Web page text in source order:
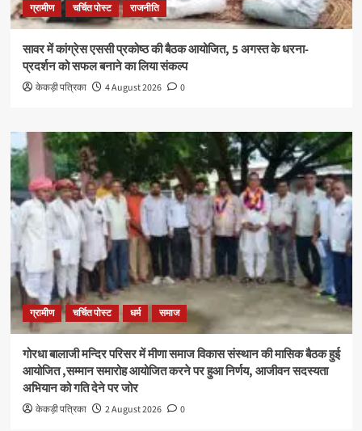
ग्रामीण चर्चित पोस्ट राजनीति
सावर में कांग्रेस एससी प्रकोष्ठ की बैठक आयोजित, 5 अगस्त के धरना-
प्रदर्शन को सफल बनाने का लिया संकल्प
केकड़ी पत्रिका 4 August 2026 0
ग्रामीण चर्चित पोस्ट धर्म समाज
गोरधा बालाजी मन्दिर परिसर में मीणा समाज विकास संस्थान की मासिक बैठक हुई
आयोजित ,सम्मान समारोह आयोजित करने पर हुआ निर्णय, आजीवन सदस्यता
अभियान को गति देने पर जोर
केकड़ी पत्रिका 2 August 2026 0